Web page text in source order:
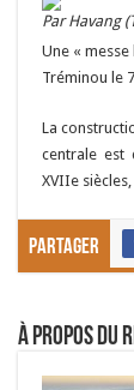
Par Havang
Une «
Tréminou le
La
centrale est
XVIIe
Partager
À propos du